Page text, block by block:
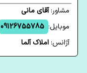
مشاور:آقای مانی
موبایل: 09126755785
آژانس:املاک آلما